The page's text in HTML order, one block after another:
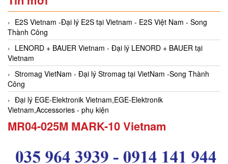
E2S Vietnam -Đại lý E2S tại Vietnam - E2S Việt Nam - Song
Thành Công
LENORD + BAUER Vietnam - Đại lý LENORD + BAUER tại
Vietnam
Stromag VietNam - Đại lý Stromag tại VietNam -Song Thành
Công
Đại lý EGE-Elektronik Vietnam,EGE-Elektronik
Vietnam,Accessories - phụ kiện
MR04-025M MARK-10 Vietnam